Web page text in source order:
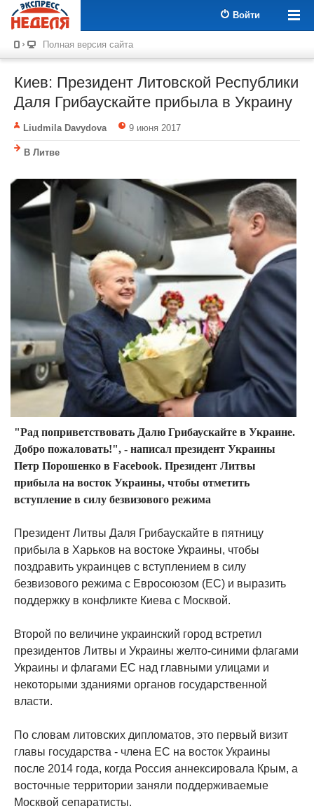
Войти
Полная версия сайта
Киев: Президент Литовской Республики
Даля Грибаускайте прибыла в Украину
Liudmila Davydova 9 июня 2017
В Литве
"Рад поприветствовать Далю Грибаускайте в Украине.
Добро пожаловать!", - написал президент Украины
Петр Порошенко в Facebook. Президент Литвы
прибыла на восток Украины, чтобы отметить
вступление в силу безвизового режима
Президент Литвы Даля Грибаускайте в пятницу
прибыла в Харьков на востоке Украины, чтобы
поздравить украинцев с вступлением в силу
безвизового режима с Евросоюзом (ЕС) и выразить
поддержку в конфликте Киева с Москвой.
Второй по величине украинский город встретил
президентов Литвы и Украины желто-синими флагами
Украины и флагами ЕС над главными улицами и
некоторыми зданиями органов государственной
власти.
По словам литовских дипломатов, это первый визит
главы государства - члена ЕС на восток Украины
после 2014 года, когда Россия аннексировала Крым, а
восточные территории заняли поддерживаемые
Москвой сепаратисты.